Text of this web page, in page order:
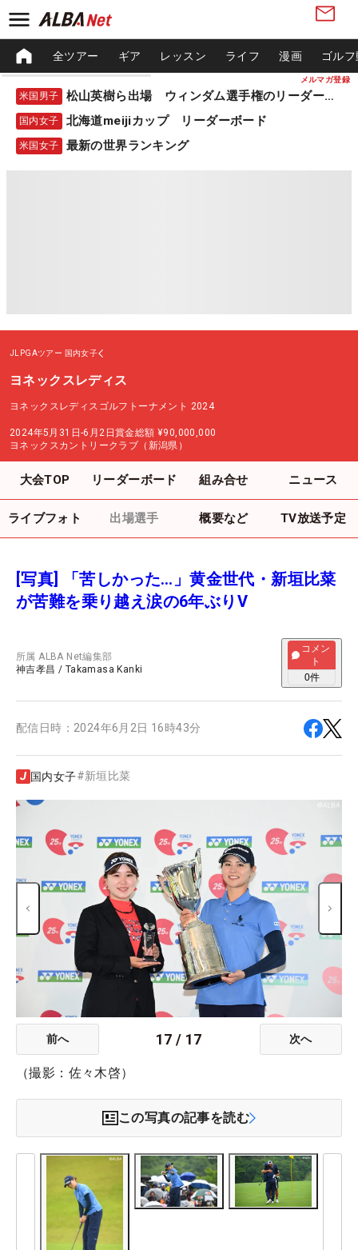
メルマガ登録
全ツアー ギア レッスン ライフ 漫画 ゴル
米国男子 松山英樹ら出場 ウィンダム選手権のリーダーボード
国内女子 北海道meijiカップ リーダーボード
米国女子 最新の世界ランキング
JLPGAツアー 国内女子
ヨネックスレディス
ヨネックスレディスゴルフトーナメント 2024
2024年5月31日-6月2日賞金総額 ¥90,000,000
ヨネックスカントリークラブ（新潟県）
大会TOP リーダーボード 組み合せ ニュース
ライブフォト 出場選手 概要など TV放送予定
[写真] 「苦しかった…」黄金世代・新垣比菜
が苦難を乗り越え涙の6年ぶりV
所属ALBA Net編集部
神吉孝昌 / Takamasa Kanki
コメン
ト
0件
配信日時： 2024年6月2日 16時43分
国内女子#新垣比菜
前へ 17 / 17 次へ
（撮影：佐々木啓）
この写真の記事を読む